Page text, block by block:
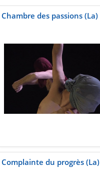
Chambre des passions (La)
Complainte du progrès (La)